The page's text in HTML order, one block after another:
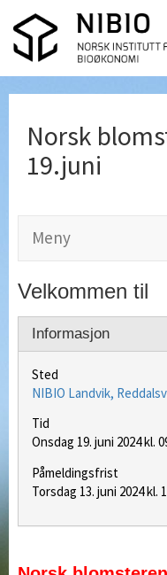
Norsk
19.juni
Meny
Velkommen til
Informasjon
Sted
NIBIO Landvik,
Tid
Onsdag 19. juni 2024 kl.
Påmeldingsfrist
Torsdag 13. juni 2024 kl.